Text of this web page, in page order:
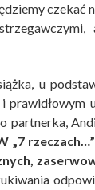
u
partnerka,
„7